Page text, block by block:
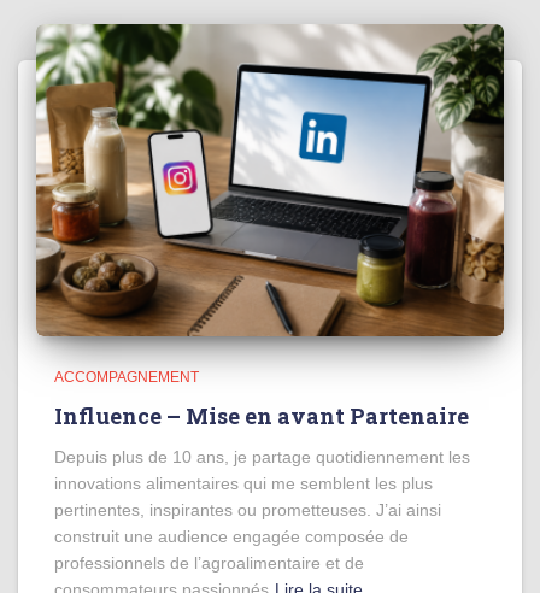
ACCOMPAGNEMENT
Influence – Mise en avant Partenaire
Depuis plus de 10 ans, je partage quotidiennement les
innovations alimentaires qui me semblent les plus
pertinentes, inspirantes ou prometteuses. J’ai ainsi
construit une audience engagée composée de
professionnels de l’agroalimentaire et de